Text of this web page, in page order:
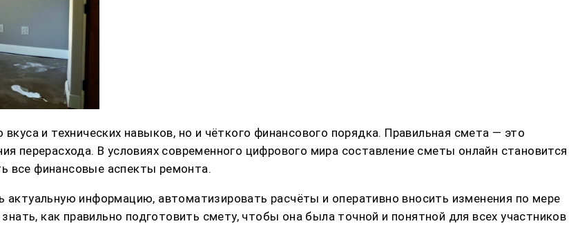
и технических навыков, но и чёткого финансового порядка. Правильная смета — это
перерасхода. В условиях современного цифрового мира составление сметы онлайн становится
все финансовые аспекты ремонта.
актуальную информацию, автоматизировать расчёты и оперативно вносить изменения по мере
как правильно подготовить смету, чтобы она была точной и понятной для всех участников